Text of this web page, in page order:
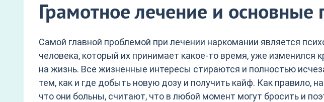
Грамотное лечение и основные
Самой главной проблемой при лечении наркомании является
человека, который их принимает какое-то время, уже изменился
на жизнь. Все жизненные интересы стираются и полностью
тем, как и где добыть новую дозу и получить кайф. Как правило,
что они больны, считают, что в любой момент могут бросить и